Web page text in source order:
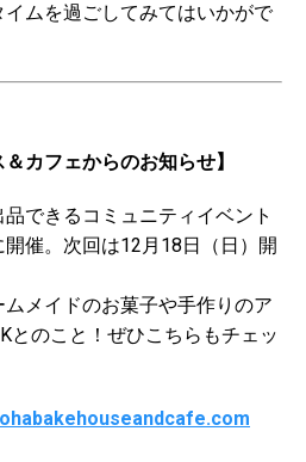
ムを過ごしてみてはいかがで
カフェからのお知らせ】
できるコミュニティイベント
開催。次回は12月18日（日）開
メイドのお菓子や手作りのア
とのこと！ぜひこちらもチェッ
com